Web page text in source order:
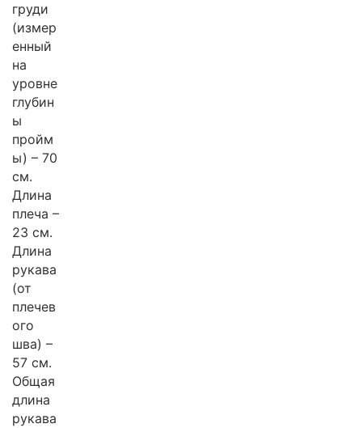
груди
(измер
енный
на
уровне
глубин
ы
пройм
ы) – 70
см.
Длина
плеча –
23 см.
Длина
рукава
(от
плечев
ого
шва) –
57 см.
Общая
длина
рукава